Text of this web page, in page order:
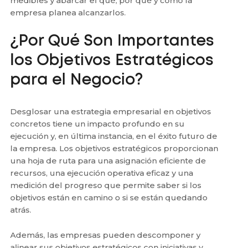
empresa planea alcanzarlos.
¿Por Qué Son Importantes
los Objetivos Estratégicos
para el Negocio?
Desglosar una estrategia empresarial en objetivos
concretos tiene un impacto profundo en su
ejecución y, en última instancia, en el éxito futuro de
la empresa. Los objetivos estratégicos proporcionan
una hoja de ruta para una asignación eficiente de
recursos, una ejecución operativa eficaz y una
medición del progreso que permite saber si los
objetivos están en camino o si se están quedando
atrás.
Además, las empresas pueden descomponer y